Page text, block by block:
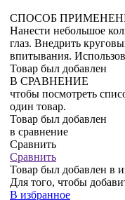
СПОСОБ
Нанести небольшое
глаз. Внедрить
впитывания.
Товар был добавлен
В СРАВНЕНИЕ
чтобы посмотреть
один товар.
Товар был добавлен
в сравнение
Сравнить
Сравнить
Товар был добавлен в
Для того, чтобы
В избранное